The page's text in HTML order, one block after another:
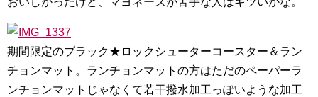
期間限定のブラック★ロックシューターコースター＆ラン
チョンマット。ランチョンマットの方はただのペーパーラ
ンチョンマットじゃなくて若干撥水加工っぽいような加工